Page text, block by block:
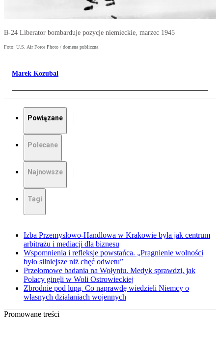
B-24 Liberator bombarduje pozycje niemieckie, marzec 1945
Foto: U.S. Air Force Photo / domena publiczna
Marek Kozubal
Powiązane
Polecane
Najnowsze
Tagi
Izba Przemysłowo-Handlowa w Krakowie była jak centrum
arbitrażu i mediacji dla biznesu
Wspomnienia i refleksje powstańca. „Pragnienie wolności
było silniejsze niż chęć odwetu”
Przełomowe badania na Wołyniu. Medyk sprawdzi, jak
Polacy ginęli w Woli Ostrowieckiej
Zbrodnie pod lupą. Co naprawdę wiedzieli Niemcy o
własnych działaniach wojennych
Promowane treści